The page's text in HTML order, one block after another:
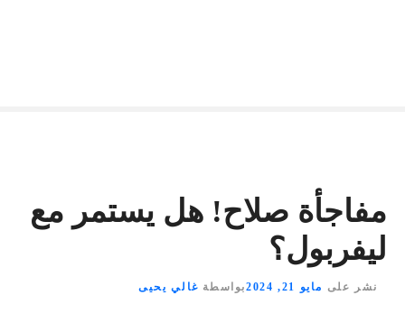
مفاجأة صلاح! هل يستمر مع
ليفربول؟
نشر على مايو 21, 2024 بواسطة غالي يحيى